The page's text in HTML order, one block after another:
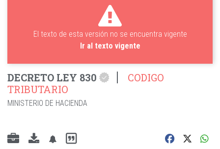
El texto de esta versión no se encuentra vigente
Ir al texto vigente
DECRETO LEY 830
CODIGO
TRIBUTARIO
MINISTERIO DE HACIENDA